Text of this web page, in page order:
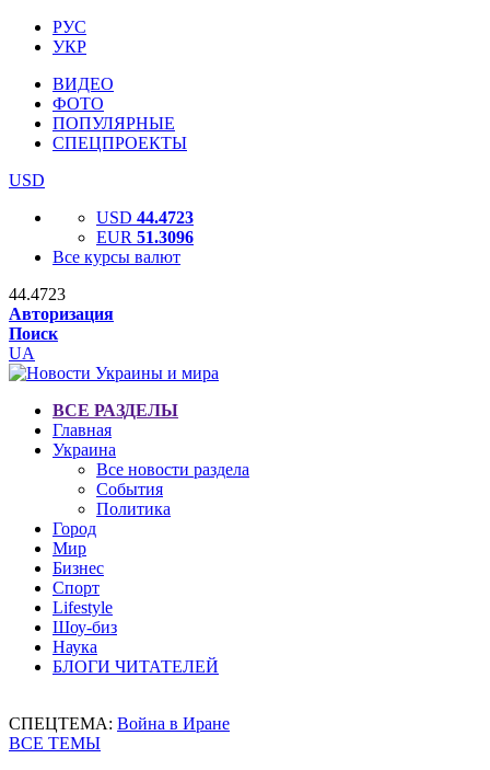
РУС
УКР
ВИДЕО
ФОТО
ПОПУЛЯРНЫЕ
СПЕЦПРОЕКТЫ
USD
USD 44.4723
EUR 51.3096
Все курсы валют
44.4723
Авторизация
Поиск
UA
ВСЕ РАЗДЕЛЫ
Главная
Украина
Все новости раздела
События
Политика
Город
Мир
Бизнес
Спорт
Lifestyle
Шоу-биз
Наука
БЛОГИ ЧИТАТЕЛЕЙ
СПЕЦТЕМА: Война в Иране
ВСЕ ТЕМЫ